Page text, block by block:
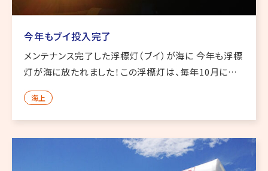
今年もブイ投入完了
メンテナンス完了した浮標灯（ブイ）が海に 今年も浮標
灯が海に放たれました！この浮標灯は、毎年10月に投
錨され期間は翌年の4月まで海に浮かびます。海苔養
殖の区分けをするために使われます。 後半から風が吹
いてきて作業が大変そ […]
海上